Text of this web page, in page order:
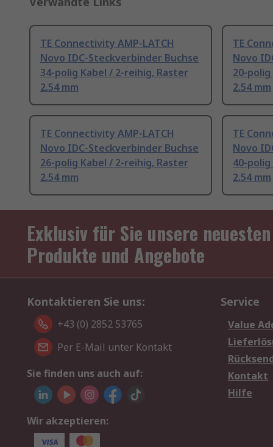
TE Connectivity AMP-LATCH
Novo IDC-Steckverbinder Buchse
34-polig Kabel / 2-reihig, Raster
2.54 mm
TE
Novo
20-
2.54 mm
TE Connectivity AMP-LATCH
Novo IDC-Steckverbinder Buchse
26-polig Kabel / 2-reihig, Raster
2.54 mm
TE
Novo
40-
2.54 mm
Exklusiv für Sie unsere neuesten
Produkte und Angebote
Kontaktieren Sie uns:
+43 (0) 2852 53765
Per E-Mail unter Kontakt
Sie finden uns auch auf:
Wir akzeptieren:
Service
Value
Kontakt
Hilfe